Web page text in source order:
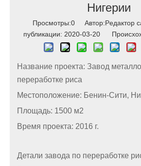
Нигерии
Просмотры:0 Автор:Pедактор
публикации: 2020-03-20
Название проекта: Завод
переработке риса
Местоположение: Бенин-Сити,
Площадь: 1500 м2
Время проекта: 2016 г.
Детали завода по переработке